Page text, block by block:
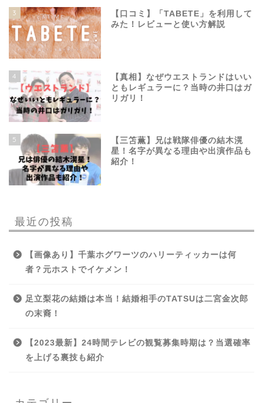
3
【口コミ】「TABETE」を利用して
みた！レビューと使い方解説
4
【真相】なぜウエストランドはいい
ともレギュラーに？当時の井口はガ
リガリ！
5
【三笘薫】兄は戦隊俳優の結木滉
星！名字が異なる理由や出演作品も
紹介！
最近の投稿
【画像あり】千葉ホグワーツのハリーティッカーは何
者？元ホストでイケメン！
足立梨花の結婚は本当！結婚相手のTATSUは二宮金次郎
の末裔！
【2023最新】24時間テレビの観覧募集時期は？当選確率
を上げる裏技も紹介